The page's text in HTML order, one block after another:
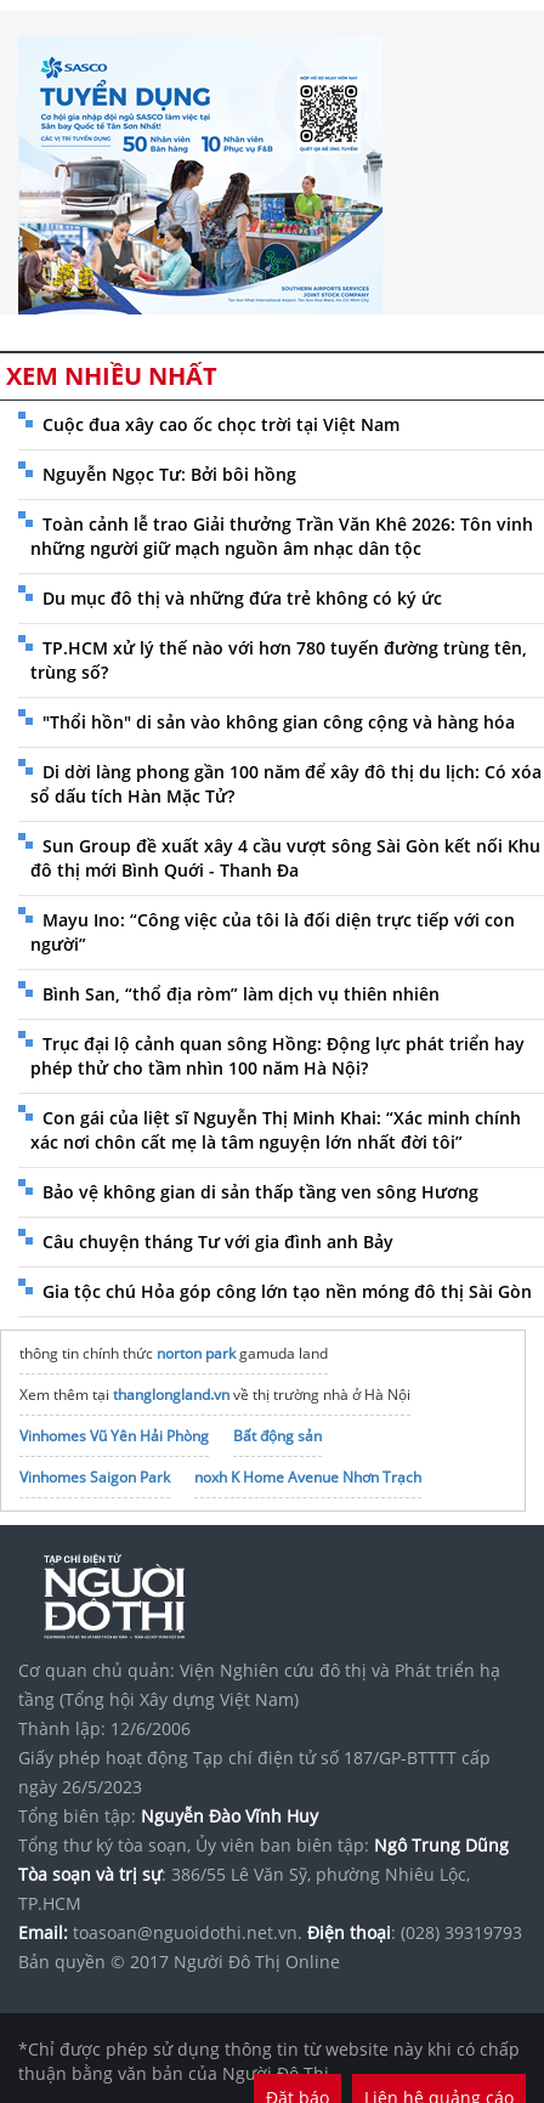
XEM NHIỀU NHẤT
Cuộc đua xây cao ốc chọc trời tại Việt Nam
Nguyễn Ngọc Tư: Bởi bôi hồng
Toàn cảnh lễ trao Giải thưởng Trần Văn Khê 2026: Tôn vinh
những người giữ mạch nguồn âm nhạc dân tộc
Du mục đô thị và những đứa trẻ không có ký ức
TP.HCM xử lý thế nào với hơn 780 tuyến đường trùng tên,
trùng số?
"Thổi hồn" di sản vào không gian công cộng và hàng hóa
Di dời làng phong gần 100 năm để xây đô thị du lịch: Có xóa
sổ dấu tích Hàn Mặc Tử?
Sun Group đề xuất xây 4 cầu vượt sông Sài Gòn kết nối Khu
đô thị mới Bình Quới - Thanh Đa
Mayu Ino: “Công việc của tôi là đối diện trực tiếp với con
người”
Bình San, “thổ địa ròm” làm dịch vụ thiên nhiên
Trục đại lộ cảnh quan sông Hồng: Động lực phát triển hay
phép thử cho tầm nhìn 100 năm Hà Nội?
Con gái của liệt sĩ Nguyễn Thị Minh Khai: “Xác minh chính
xác nơi chôn cất mẹ là tâm nguyện lớn nhất đời tôi”
Bảo vệ không gian di sản thấp tầng ven sông Hương
Câu chuyện tháng Tư với gia đình anh Bảy
Gia tộc chú Hỏa góp công lớn tạo nền móng đô thị Sài Gòn
thông tin chính thức norton parkgamuda land
Xem thêm tại thanglongland.vnvề thị trường nhà ở Hà Nội
Vinhomes Vũ Yên Hải Phòng
Bất động sản
Vinhomes Saigon Park
noxh K Home Avenue Nhơn Trạch
Tập đoàn Bcons Group
Cơ quan chủ quản: Viện Nghiên cứu đô thị và Phát triển hạ
tầng (Tổng hội Xây dựng Việt Nam)
Thành lập: 12/6/2006
Giấy phép hoạt động Tạp chí điện tử số 187/GP-BTTTT cấp
ngày 26/5/2023
Tổng biên tập: Nguyễn Đào Vĩnh Huy
Tổng thư ký tòa soạn, Ủy viên ban biên tập: Ngô Trung Dũng
Tòa soạn và trị sự: 386/55 Lê Văn Sỹ, phường Nhiêu Lộc,
TP.HCM
Email: toasoan@nguoidothi.net.vn. Điện thoại: (028) 39319793
Bản quyền © 2017 Người Đô Thị Online
*Chỉ được phép sử dụng thông tin từ website này khi có chấp
thuận bằng văn bản của Người Đô Thị.
Đặt báo
Liên hệ quảng cáo